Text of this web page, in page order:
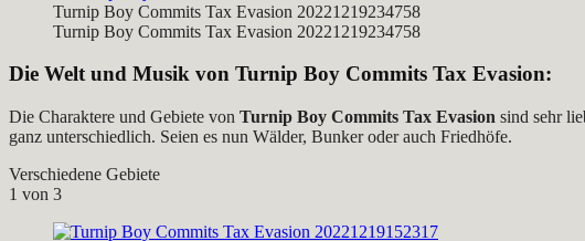
Turnip Boy Commits Tax Evasion 20221219234758
Turnip Boy Commits Tax Evasion 20221219234758
Die Welt und Musik von Turnip Boy Commits Tax Evasion:
Die Charaktere und Gebiete von Turnip Boy Commits Tax Evasion sind sehr
ganz unterschiedlich. Seien es nun Wälder, Bunker oder auch Friedhöfe.
Verschiedene Gebiete
1 von 3